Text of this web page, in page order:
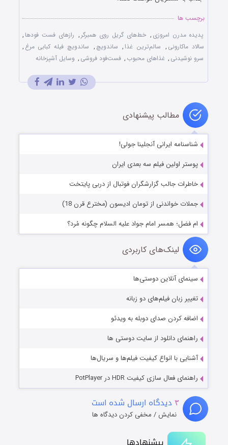
برچسب ها
پدیده مدرن امروزی , خط‌های گریل روی همبرگر , رازهای فست فودها ,
سالاد ماکارونی , سالم‌ترین غذا, ساندویچ , ساندویچ فیله کبابی مرغ ,
سرو نوشیدنی , غذاهای محبوب , فست‌فود فروشی , وسایل آشپزخانه
مطالب پیشنهادی
شناسنامه ایرانی آنجلینا جولی!
پوستر اولین فیلم سه بعدی ایران
خاطرات جالب گزارشگران فوتبال از دربی پایتخت
جملات خواندنی از تومان ادیسون (مخترع قرن 18)
ام فضل؛ همسر امام جواد علیه السلام چگونه مُرد؟
لینک‌های کاربردی
سینمای آنلاین دوستی‌ها
تغییر زبان فیلم‌های دو زبانه
اضافه کردن صدای دوبله به ویدئو
راهنمای دانلود از سایت دوستی ها
آشنایی با انواع کیفیت فیلم‌ها و سریال‌ها
راهنمای فعال سازی کیفیت HDR در PotPlayer
۳ دیدگاه ارسال شده است
نمایش / مخفی کردن دیدگاه ها